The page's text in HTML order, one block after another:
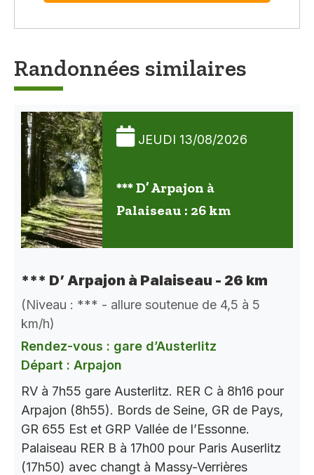
Randonnées similaires
JEUDI 13/08/2026
*** D’ Arpajon à
Palaiseau : 26 km
*** D’ Arpajon à Palaiseau - 26 km
(Niveau : *** - allure soutenue de 4,5 à 5
km/h)
Rendez-vous : gare d’Austerlitz
Départ : Arpajon
RV à 7h55 gare Austerlitz. RER C à 8h16 pour
Arpajon (8h55). Bords de Seine, GR de Pays,
GR 655 Est et GRP Vallée de l’Essonne.
Palaiseau RER B à 17h00 pour Paris Auserlitz
(17h50) avec changt à Massy-Verrières